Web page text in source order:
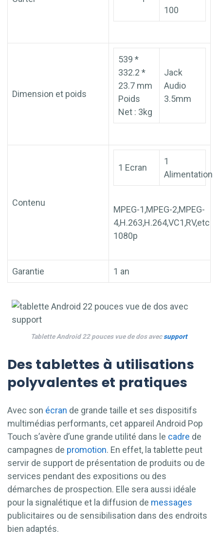
100
Dimension et poids
539 *
332.2 *
23.7 mm
Poids
Net : 3kg
Jack
Audio
3.5mm
Contenu
1 Ecran
1
Alimentation
MPEG-1,MPEG-2,MPEG-
4,H.263,H.264,VC1,RV,etc
1080p
Garantie 1 an
Tablette Android 22 pouces vue de dos avecsupport
Des tablettes à utilisations
polyvalentes et pratiques
Avec son écran de grande taille et ses dispositifs
multimédias performants, cet appareil Android Pop
Touch s’avère d’une grande utilité dans le cadre de
campagnes de promotion. En effet, la tablette peut
servir de support de présentation de produits ou de
services pendant des expositions ou des
démarches de prospection. Elle sera aussi idéale
pour la signalétique et la diffusion de messages
publicitaires ou de sensibilisation dans des endroits
bien adaptés.